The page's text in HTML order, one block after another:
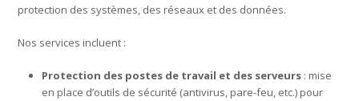
protection des systèmes, des réseaux et des données.
Nos services incluent :
Protection des postes de travail et des serveurs : mise
en place d’outils de sécurité (antivirus, pare-feu, etc.) pour